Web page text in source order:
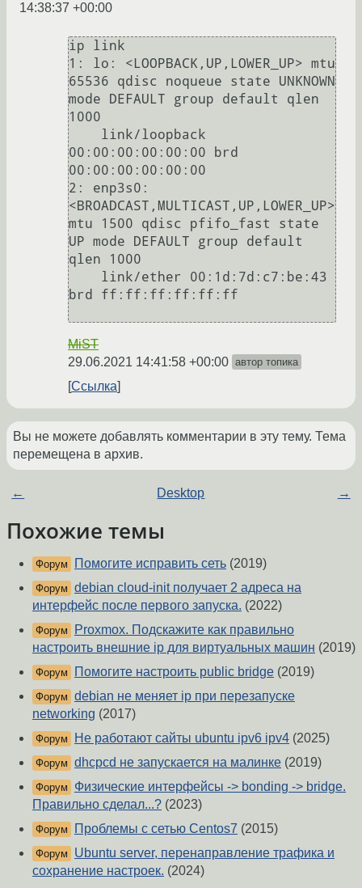
14:38:37 +00:00
ip link
1: lo: <LOOPBACK,UP,LOWER_UP> mtu
65536 qdisc noqueue state UNKNOWN
mode DEFAULT group default qlen
1000
00:00:00:00:00:00 brd
00:00:00:00:00:00
2: enp3s0:
<BROADCAST,MULTICAST,UP,LOWER_UP>
mtu 1500 qdisc pfifo_fast state
UP mode DEFAULT group default
qlen 1000
brd ff:ff:ff:ff:ff:ff
MiST
29.06.2021 14:41:58 +00:00 автор топика
Ссылка
Вы не можете добавлять комментарии в эту тему. Тема
перемещена в архив.
← Desktop →
Похожие темы
Форум Помогите исправить сеть (2019)
Форум debian cloud-init получает 2 адреса на
интерфейс после первого запуска. (2022)
Форум
Proxmox. Подскажите как правильно
настроить внешние ip для виртуальных машин (2019)
Форум Помогите настроить public bridge (2019)
Форум debian не меняет ip при перезапуске
networking (2017)
Форум Не работают сайты ubuntu ipv6 ipv4 (2025)
Форум dhcpcd не запускается на малинке (2019)
Форум
Физические интерфейсы -> bonding -> bridge.
Правильно сделал...? (2023)
Форум Проблемы с сетью Centos7 (2015)
Форум
Ubuntu server, перенаправление трафика и
сохранение настроек. (2024)